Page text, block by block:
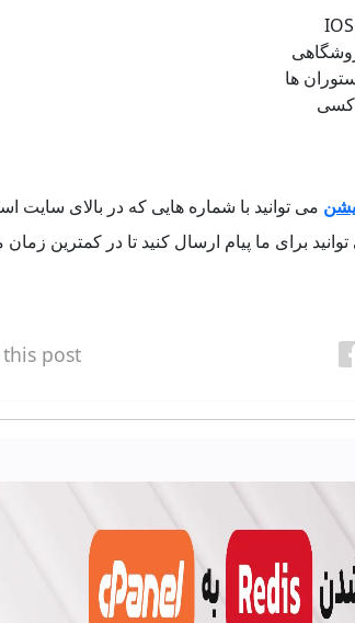
ها
می توانید با شماره هایی که در بالای سایت
برای ما پیام ارسال کنید تا در کمترین
this post